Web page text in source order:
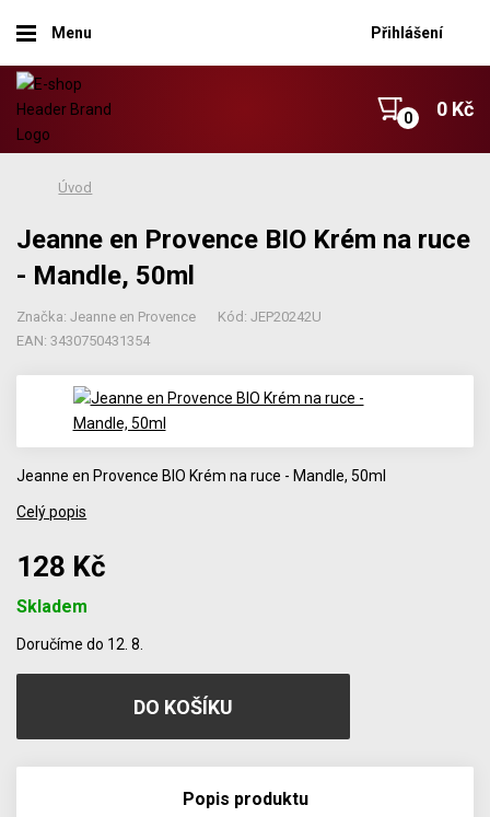
Menu Přihlášení
0 Kč
Úvod
Jeanne en Provence BIO Krém na ruce
- Mandle, 50ml
Značka: Jeanne en Provence
Kód: JEP20242U
EAN: 3430750431354
Jeanne en Provence BIO Krém na ruce - Mandle, 50ml
Celý popis
128 Kč
Skladem
Doručíme do 12. 8.
Popis produktu